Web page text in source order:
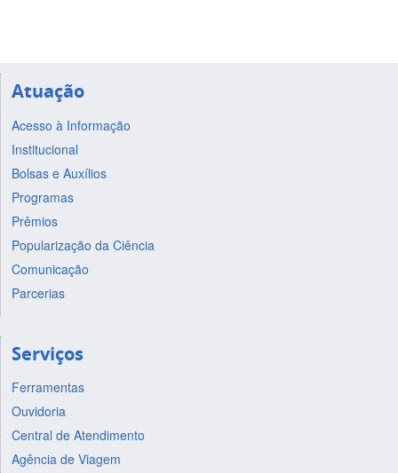
Atuação
Acesso à Informação
Institucional
Bolsas e Auxílios
Programas
Prêmios
Popularização da Ciência
Comunicação
Parcerias
Serviços
Ferramentas
Ouvidoria
Central de Atendimento
Agência de Viagem